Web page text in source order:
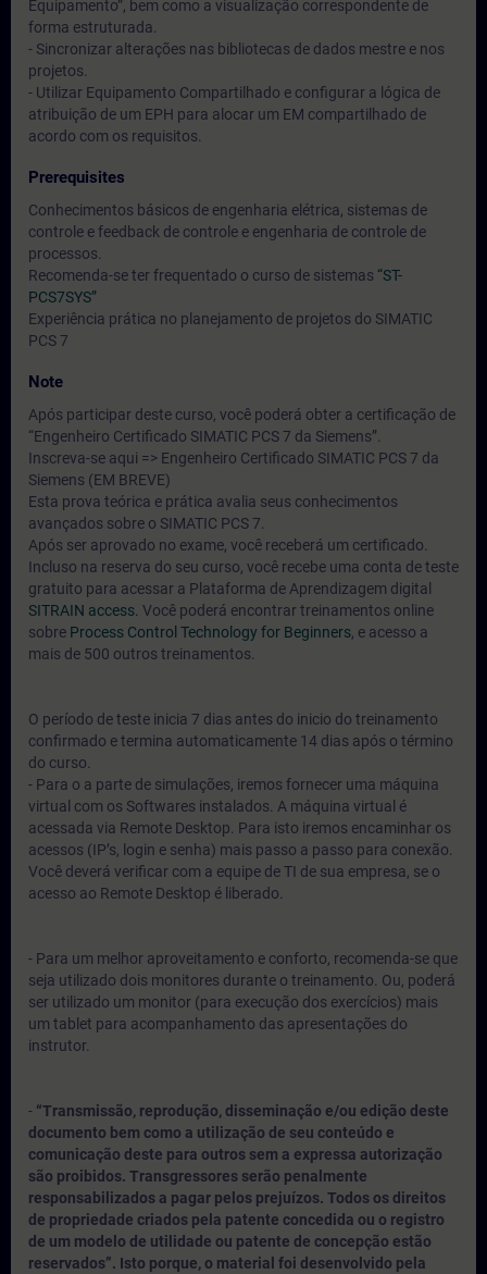
Equipamento”, bem como a visualização correspondente de
forma estruturada.
- Sincronizar alterações nas bibliotecas de dados mestre e nos
projetos.
- Utilizar Equipamento Compartilhado e configurar a lógica de
atribuição de um EPH para alocar um EM compartilhado de
acordo com os requisitos.
Prerequisites
Conhecimentos básicos de engenharia elétrica, sistemas de
controle e feedback de controle e engenharia de controle de
processos.
Recomenda-se ter frequentado o curso de sistemas “ST-
PCS7SYS”
Experiência prática no planejamento de projetos do SIMATIC
PCS 7
Note
Após participar deste curso, você poderá obter a certificação de
“Engenheiro Certificado SIMATIC PCS 7 da Siemens”.
Inscreva-se aqui => Engenheiro Certificado SIMATIC PCS 7 da
Siemens (EM BREVE)
Esta prova teórica e prática avalia seus conhecimentos
avançados sobre o SIMATIC PCS 7.
Após ser aprovado no exame, você receberá um certificado.
Incluso na reserva do seu curso, você recebe uma conta de teste
gratuito para acessar a Plataforma de Aprendizagem digital
SITRAIN access. Você poderá encontrar treinamentos online
sobre Process Control Technology for Beginners, e acesso a
mais de 500 outros treinamentos.
O período de teste inicia 7 dias antes do inicio do treinamento
confirmado e termina automaticamente 14 dias após o término
do curso.
- Para o a parte de simulações, iremos fornecer uma máquina
virtual com os Softwares instalados. A máquina virtual é
acessada via Remote Desktop. Para isto iremos encaminhar os
acessos (IP’s, login e senha) mais passo a passo para conexão.
Você deverá verificar com a equipe de TI de sua empresa, se o
acesso ao Remote Desktop é liberado.
- Para um melhor aproveitamento e conforto, recomenda-se que
seja utilizado dois monitores durante o treinamento. Ou, poderá
ser utilizado um monitor (para execução dos exercícios) mais
um tablet para acompanhamento das apresentações do
instrutor.
- “Transmissão, reprodução, disseminação e/ou edição deste
documento bem como a utilização de seu conteúdo e
comunicação deste para outros sem a expressa autorização
são proibidos. Transgressores serão penalmente
responsabilizados a pagar pelos prejuízos. Todos os direitos
de propriedade criados pela patente concedida ou o registro
de um modelo de utilidade ou patente de concepção estão
reservados”. Isto porque, o material foi desenvolvido pela